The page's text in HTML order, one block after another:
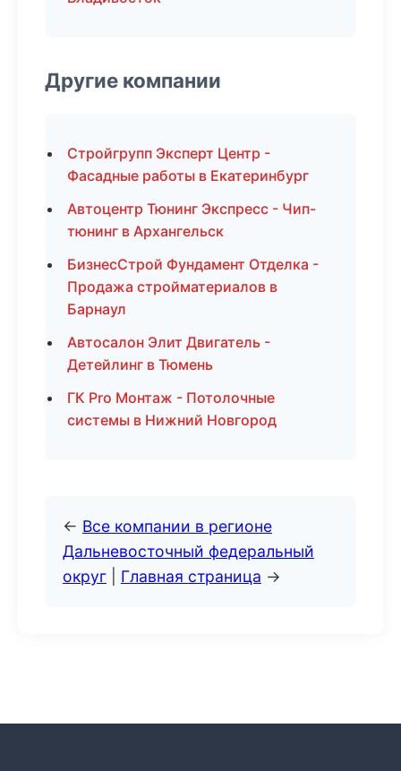
Другие компании
Стройгрупп Эксперт Центр -
Фасадные работы в Екатеринбург
Автоцентр Тюнинг Экспресс - Чип-
тюнинг в Архангельск
БизнесСтрой Фундамент Отделка -
Продажа стройматериалов в
Барнаул
Автосалон Элит Двигатель -
Детейлинг в Тюмень
ГК Pro Монтаж - Потолочные
системы в Нижний Новгород
← Все компании в регионе
Дальневосточный федеральный
округ
Главная страница →